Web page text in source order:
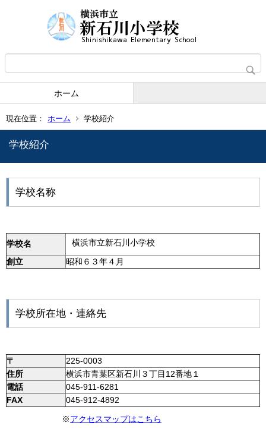
ホーム
現在位置： ホーム 学校紹介
学校紹介
学校名称
学校名
横浜市立新石川小学校
創立
昭和６３年４月
学校所在地・連絡先
〒
225-0003
住所
横浜市青葉区新石川３丁目12番地１
電話
045-911-6281
FAX
045-912-4892
※アクセスマップはこちら